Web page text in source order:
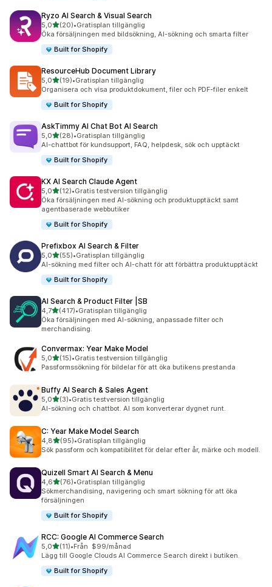
Ryzo AI Search & Visual Search
5,0av 5 stjärnor
(20)
20 recensioner totalt
•Gratisplan tillgänglig
Öka försäljningen med bildsökning, AI-sökning och smarta filter
Built for Shopify
ResourceHub Document Library
5,0av 5 stjärnor
(19)
19 recensioner totalt
•Gratisplan tillgänglig
Organisera och visa produktdokument, filer och PDF-filer enkelt
Built for Shopify
AskTimmy AI Chat Bot AI Search
5,0av 5 stjärnor
(28)
28 recensioner totalt
•Gratisplan tillgänglig
AI-chattbot för kundsupport, FAQ, helpdesk, sök och upptäckt
Built for Shopify
KX AI Search Claude Agent
5,0av 5 stjärnor
(12)
12 recensioner totalt
•Gratis testversion tillgänglig
Öka försäljningen med AI-sökning och produktupptäckt samt
agentbaserade webbutiker
Built for Shopify
Prefixbox AI Search & Filter
5,0av 5 stjärnor
(55)
55 recensioner totalt
•Gratisplan tillgänglig
AI-sökning med filter och AI-chatt för att förbättra produktupptäckt
Built for Shopify
AI Search & Product Filter |SB
4,7av 5 stjärnor
(417)
417 recensioner totalt
•Gratisplan tillgänglig
Öka försäljningen med AI-sökning, anpassade filter och
merchandising.
Convermax: Year Make Model
5,0av 5 stjärnor
(15)
15 recensioner totalt
•Gratis testversion tillgänglig
Passformssökning för bildelar för att öka butikens prestanda
Buffy AI Search & Sales Agent
5,0av 5 stjärnor
(3)
3 recensioner totalt
•Gratis testversion tillgänglig
AI-sökning och chattbot. AI som konverterar dygnet runt.
C: Year Make Model Search
4,8av 5 stjärnor
(95)
95 recensioner totalt
•Gratisplan tillgänglig
Sök passform och kompatibilitet för delar efter år, märke och modell.
Quizell Smart AI Search & Menu
4,6av 5 stjärnor
(76)
76 recensioner totalt
•Gratisplan tillgänglig
Sökmerchandising, navigering och smart sökning för att öka
försäljningen
Built for Shopify
RCC: Google AI Commerce Search
5,0av 5 stjärnor
(11)
11 recensioner totalt
•Från $99/månad
Lägg till Google Clouds AI Commerce Search direkt i butiken.
Built for Shopify